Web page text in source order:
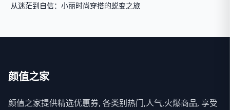
从迷茫到自信：小丽时尚穿搭的蜕变之旅
颜值之家
颜值之家提供精选优惠券, 各类别热门,人气,火爆商品, 享受